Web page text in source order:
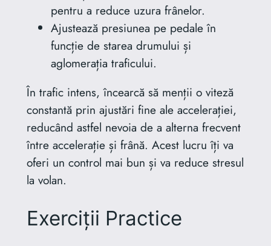
pentru a reduce uzura frânelor.
Ajustează presiunea pe pedale în
funcție de starea drumului și
aglomerația traficului.
În trafic intens, încearcă să menții o viteză
constantă prin ajustări fine ale accelerației,
reducând astfel nevoia de a alterna frecvent
între accelerație și frână. Acest lucru îți va
oferi un control mai bun și va reduce stresul
la volan.
Exerciții Practice